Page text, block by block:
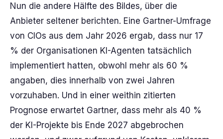
Nun die andere Hälfte des Bildes, über die
Anbieter seltener berichten. Eine Gartner-Umfrage
von CIOs aus dem Jahr 2026 ergab, dass nur 17
% der Organisationen KI-Agenten tatsächlich
implementiert hatten, obwohl mehr als 60 %
angaben, dies innerhalb von zwei Jahren
vorzuhaben. Und in einer weithin zitierten
Prognose erwartet Gartner, dass mehr als 40 %
der KI-Projekte bis Ende 2027 abgebrochen